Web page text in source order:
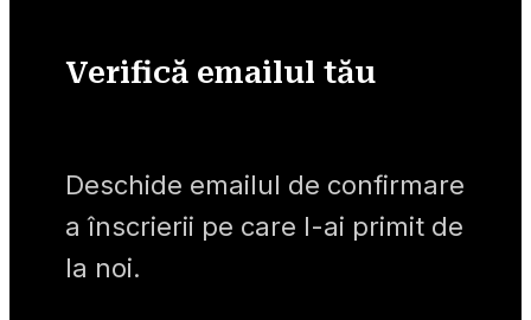
Verifică emailul tău
Deschide emailul de confirmare
a înscrierii pe care l-ai primit de
la noi.